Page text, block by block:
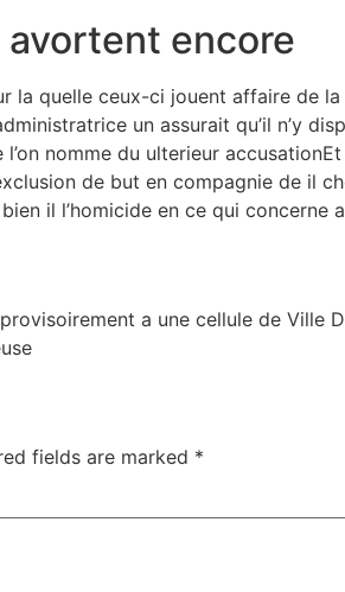
encore
la quelle ceux-ci jouent affaire de
un assurait qu’il n’y
nomme du ulterieur
de but en compagnie de il
il l’homicide en ce qui
a une cellule de Ville
fields are marked *